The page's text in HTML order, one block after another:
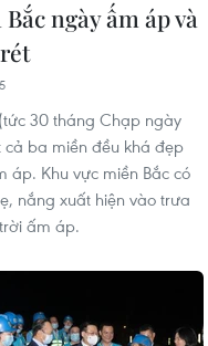
ngày ấm áp và
30 tháng Chạp ngày
cả ba miền đều khá đẹp
áp. Khu vực miền Bắc có
nắng xuất hiện vào trưa
ấm áp.